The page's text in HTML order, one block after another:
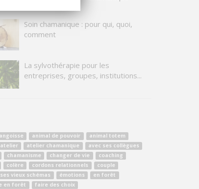
Soin chamanique : pour qui, quoi,
comment
La sylvothérapie pour les
entreprises, groupes, institutions...
angoisse animal de pouvoir
animal totem
atelier atelier chamanique
avec ses collègues
chamanisme changer de vie
coaching
colère cordons relationnels
couple
vieux schémas
émotions
en forêt
en forêt
faire des choix